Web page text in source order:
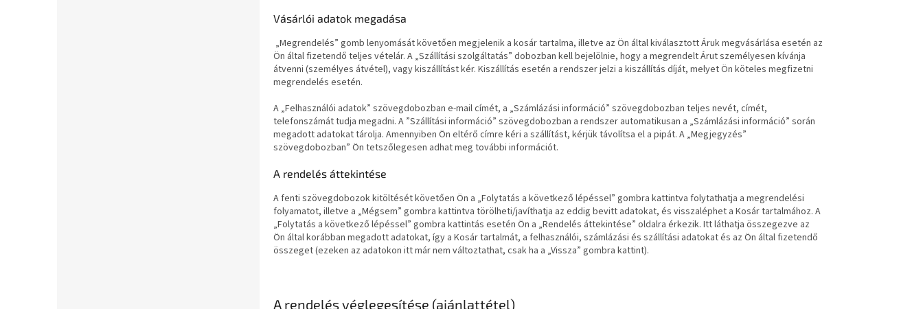
Vásárlói adatok megadása
„Megrendelés” gomb lenyomását követően megjelenik a kosár tartalma, illetve az Ön által kiválasztott Áruk megvásárlása esetén az
Ön által fizetendő teljes vételár. A „Szállítási szolgáltatás” dobozban kell bejelölnie, hogy a megrendelt Árut személyesen kívánja
átvenni (személyes átvétel), vagy kiszállítást kér. Kiszállítás esetén a rendszer jelzi a kiszállítás díját, melyet Ön köteles megfizetni
megrendelés esetén.
A „Felhasználói adatok” szövegdobozban e-mail címét, a „Számlázási információ” szövegdobozban teljes nevét, címét,
telefonszámát tudja megadni. A ”Szállítási információ” szövegdobozban a rendszer automatikusan a „Számlázási információ” során
megadott adatokat tárolja. Amennyiben Ön eltérő címre kéri a szállítást, kérjük távolítsa el a pipát. A „Megjegyzés”
szövegdobozban” Ön tetszőlegesen adhat meg további információt.
A rendelés áttekintése
A fenti szövegdobozok kitöltését követően Ön a „Folytatás a következő lépéssel” gombra kattintva folytathatja a megrendelési
folyamatot, illetve a „Mégsem” gombra kattintva törölheti/javíthatja az eddig bevitt adatokat, és visszaléphet a Kosár tartalmához. A
„Folytatás a következő lépéssel” gombra kattintás esetén Ön a „Rendelés áttekintése” oldalra érkezik. Itt láthatja összegezve az
Ön által korábban megadott adatokat, így a Kosár tartalmát, a felhasználói, számlázási és szállítási adatokat és az Ön által fizetendő
összeget (ezeken az adatokon itt már nem változtathat, csak ha a „Vissza” gombra kattint).
A rendelés véglegesítése (ajánlattétel)